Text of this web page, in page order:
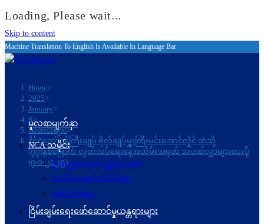
Loading, Please wait...
Skip to content
Machine Translation To English Is Available In Language Bar
Home>
2025>
January>
8>
သတင်းများ>
နိုင်ငံတော်ဝန်ကြီးချုပ် ဗိုလ်ချုပ်မှူးကြီးမင်းအောင်လှိုင် ထံသို့
(၇၇)နှစ်မြောက် လွတ်လပ်ရေးနေ့အထိမ်းအမှတ် သဝဏ်လွှာများပေးပို့
(၇-၁-၂၀၂၅)
မူလစာမျက်နှာ
NCA သမိုင်း
ဦးတည်ချက်နှင့်ရည်ရွယ်ချက်
အထိမ်းအမှတ်တံဆိပ်များ
ဆောင်ပုဒ်များ
ငြိမ်းချမ်းရေးဖော်‌ဆောင်မှုယန္တရားများ